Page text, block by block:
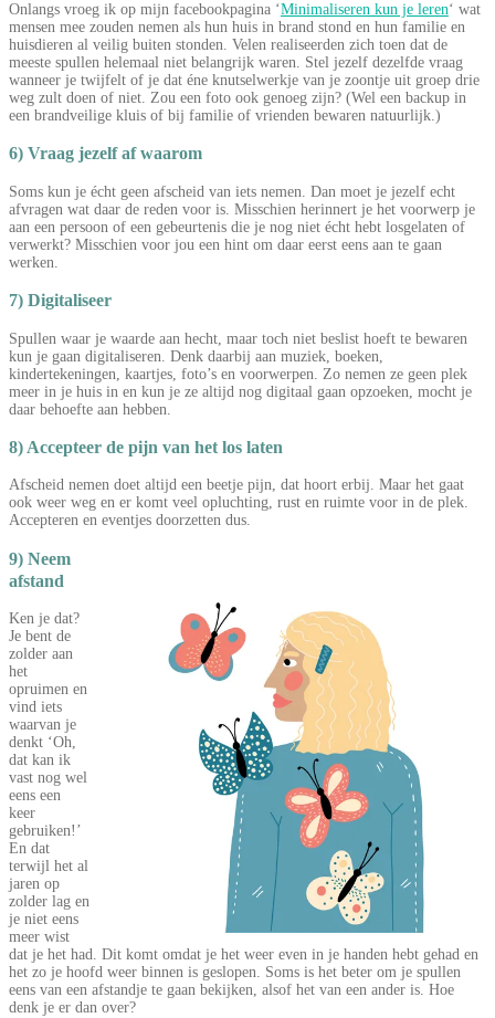
Onlangs vroeg ik op mijn facebookpagina ‘Minimaliseren kun je leren‘ wat
mensen mee zouden nemen als hun huis in brand stond en hun familie en
huisdieren al veilig buiten stonden. Velen realiseerden zich toen dat de
meeste spullen helemaal niet belangrijk waren. Stel jezelf dezelfde vraag
wanneer je twijfelt of je dat éne knutselwerkje van je zoontje uit groep drie
weg zult doen of niet. Zou een foto ook genoeg zijn? (Wel een backup in
een brandveilige kluis of bij familie of vrienden bewaren natuurlijk.)
6) Vraag jezelf af waarom
Soms kun je écht geen afscheid van iets nemen. Dan moet je jezelf echt
afvragen wat daar de reden voor is. Misschien herinnert je het voorwerp je
aan een persoon of een gebeurtenis die je nog niet écht hebt losgelaten of
verwerkt? Misschien voor jou een hint om daar eerst eens aan te gaan
werken.
7) Digitaliseer
Spullen waar je waarde aan hecht, maar toch niet beslist hoeft te bewaren
kun je gaan digitaliseren. Denk daarbij aan muziek, boeken,
kindertekeningen, kaartjes, foto’s en voorwerpen. Zo nemen ze geen plek
meer in je huis in en kun je ze altijd nog digitaal gaan opzoeken, mocht je
daar behoefte aan hebben.
8) Accepteer de pijn van het los laten
Afscheid nemen doet altijd een beetje pijn, dat hoort erbij. Maar het gaat
ook weer weg en er komt veel opluchting, rust en ruimte voor in de plek.
Accepteren en eventjes doorzetten dus.
9) Neem
afstand
Ken je dat?
Je bent de
zolder aan
het
opruimen en
vind iets
waarvan je
denkt ‘Oh,
dat kan ik
vast nog wel
eens een
keer
gebruiken!’
En dat
terwijl het al
jaren op
zolder lag en
je niet eens
meer wist
dat je het had. Dit komt omdat je het weer even in je handen hebt gehad en
het zo je hoofd weer binnen is geslopen. Soms is het beter om je spullen
eens van een afstandje te gaan bekijken, alsof het van een ander is. Hoe
denk je er dan over?